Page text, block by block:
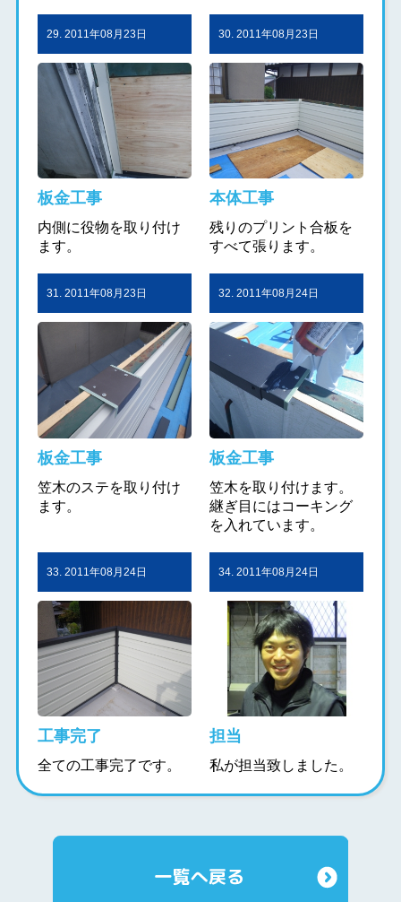
29. 2011年08月23日
板金工事
内側に役物を取り付け
ます。
30. 2011年08月23日
本体工事
残りのプリント合板を
すべて張ります。
31. 2011年08月23日
板金工事
笠木のステを取り付け
ます。
32. 2011年08月24日
板金工事
笠木を取り付けます。
継ぎ目にはコーキング
を入れています。
33. 2011年08月24日
工事完了
全ての工事完了です。
34. 2011年08月24日
担当
私が担当致しました。